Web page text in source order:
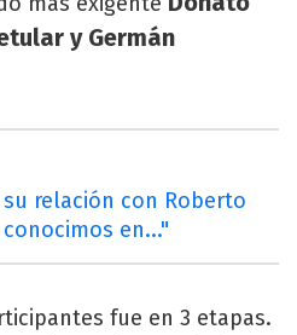
y Germán
relación con Roberto
en..."
fue en 3 etapas.